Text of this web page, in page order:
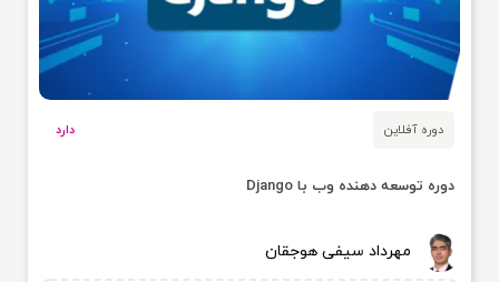
دوره آفلاین دارد
دوره توسعه دهنده وب با Django
مهرداد سیفی هوجقان